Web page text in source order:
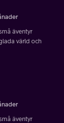
äventyr
värld och
äventyr